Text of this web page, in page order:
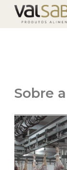
Sobre